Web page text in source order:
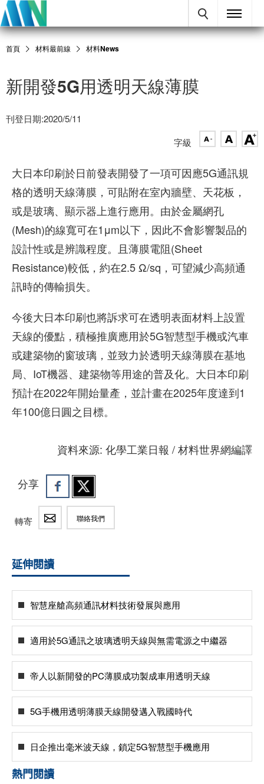
首頁 材料最前線 材料News
新開發5G用透明天線薄膜
刊登日期:2020/5/11
字級
大日本印刷於日前發表開發了一項可因應5G通訊規
格的透明天線薄膜，可貼附在室內牆壁、天花板，
或是玻璃、顯示器上進行應用。由於金屬網孔
(Mesh)的線寬可在1μm以下，因此不會影響製品的
設計性或是辨識程度。且薄膜電阻(Sheet
Resistance)較低，約在2.5 Ω/sq，可望減少高頻通
訊時的傳輸損失。
今後大日本印刷也將訴求可在透明表面材料上設置
天線的優點，積極推廣應用於5G智慧型手機或汽車
或建築物的窗玻璃，並致力於透明天線薄膜在基地
局、IoT機器、建築物等用途的普及化。大日本印刷
預計在2022年開始量產，並計畫在2025年度達到1
年100億日圓之目標。
資料來源: 化學工業日報 / 材料世界網編譯
分享
轉寄 聯絡我們
延伸閱讀
智慧座艙高頻通訊材料技術發展與應用
適用於5G通訊之玻璃透明天線與無需電源之中繼器
帝人以新開發的PC薄膜成功製成車用透明天線
5G手機用透明薄膜天線開發邁入戰國時代
日企推出毫米波天線，鎖定5G智慧型手機應用
熱門閱讀